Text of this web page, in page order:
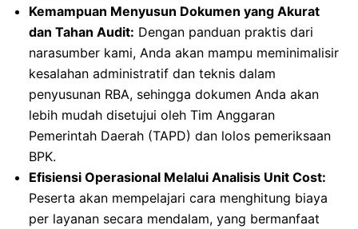
Kemampuan Menyusun Dokumen yang Akurat
dan Tahan Audit: Dengan panduan praktis dari
narasumber kami, Anda akan mampu meminimalisir
kesalahan administratif dan teknis dalam
penyusunan RBA, sehingga dokumen Anda akan
lebih mudah disetujui oleh Tim Anggaran
Pemerintah Daerah (TAPD) dan lolos pemeriksaan
BPK.
Efisiensi Operasional Melalui Analisis Unit Cost:
Peserta akan mempelajari cara menghitung biaya
per layanan secara mendalam, yang bermanfaat